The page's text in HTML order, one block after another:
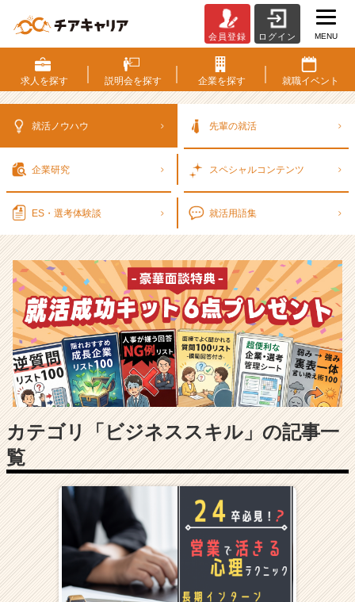
考
対
策・
ウ
ベ
ン
チ
ャ
ー・
成
長
企
業
か
ら
ス
ウ
が
届
く
就
活
サ
会員登録 ログイン MENU
求人を探す 説明会を探す 企業を探す 就職イベント
就活ノウハウ 先輩の就活
企業研究 スペシャルコンテンツ
ES・選考体験談 就活用語集
カテゴリ「ビジネススキル」の記事一
覧